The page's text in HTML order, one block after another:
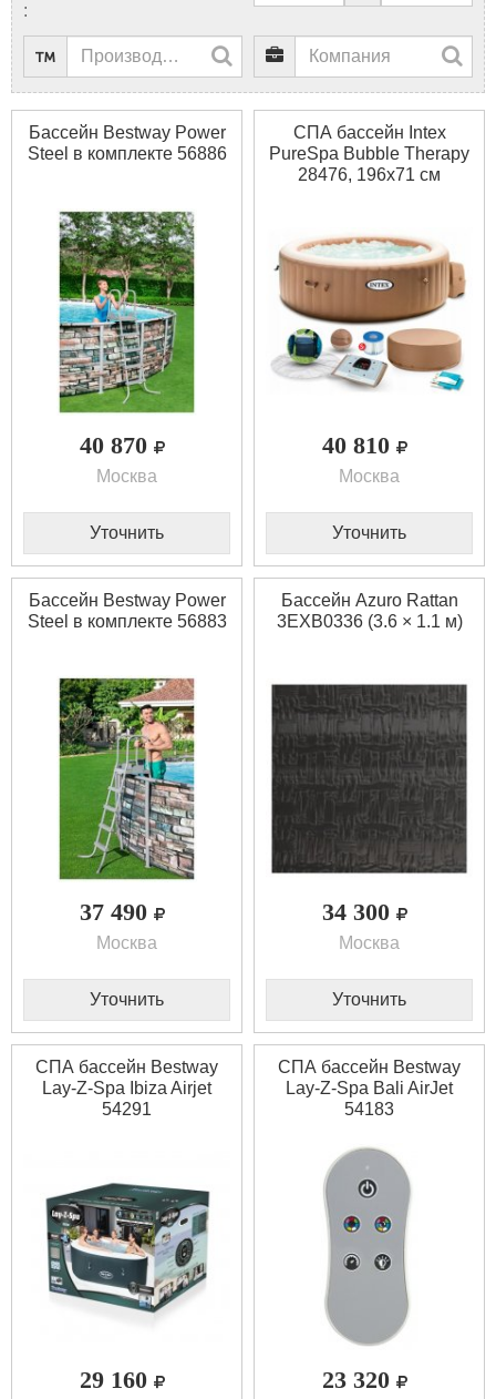
:
Бассейн Bestway Power
Steel в комплекте 56886
40 870
Москва
Уточнить
СПА бассейн Intex
PureSpa Bubble Therapy
28476, 196х71 см
40 810
Москва
Уточнить
Бассейн Bestway Power
Steel в комплекте 56883
37 490
Москва
Уточнить
Бассейн Azuro Rattan
3EXB0336 (3.6 × 1.1 м)
34 300
Москва
Уточнить
СПА бассейн Bestway
Lay-Z-Spa Ibiza Airjet
54291
29 160
СПА бассейн Bestway
Lay-Z-Spa Bali AirJet
54183
23 320